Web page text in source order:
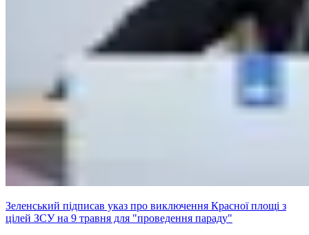
Зеленський підписав указ про виключення Красної площі з
цілей ЗСУ на 9 травня для "проведення параду"